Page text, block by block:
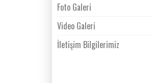
Foto Galeri
Video Galeri
İletişim Bilgilerimiz